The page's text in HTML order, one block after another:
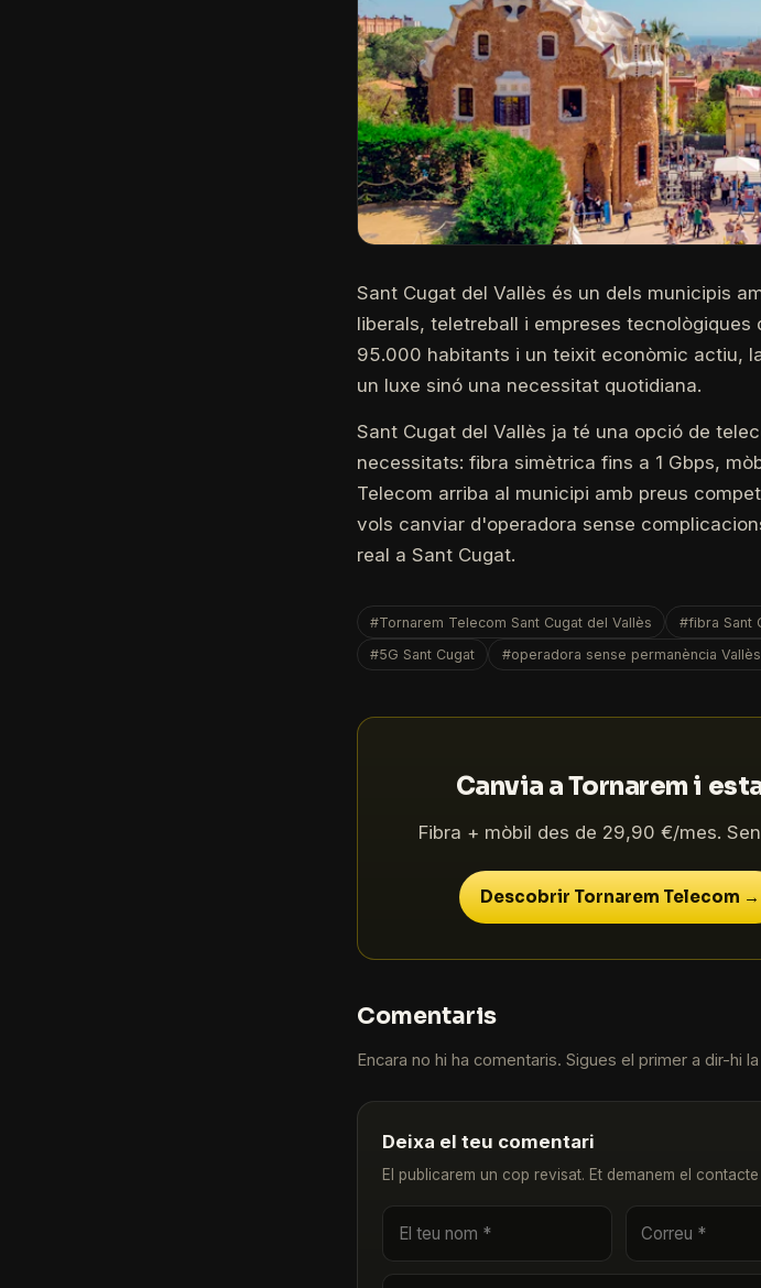
Sant Cugat del Vallès és un dels municipis
liberals, teletreball i empreses tecnològiques
95.000 habitants i un teixit econòmic actiu,
un luxe sinó una necessitat quotidiana.
Sant Cugat del Vallès ja té una opció de
necessitats: fibra simètrica fins a 1 Gbps,
Telecom arriba al municipi amb preus
vols canviar d'operadora sense
real a Sant Cugat.
#Tornarem Telecom Sant Cugat del Vallès #fibra Sant
#5G Sant Cugat
#operadora sense permanència
Canvia a Tornarem i
Fibra + mòbil des de 29,90 €/mes.
Descobrir Tornarem Telecom →
Comentaris
Encara no hi ha comentaris. Sigues el primer a dir-hi
Deixa el teu comentari
El publicarem un cop revisat. Et demanem el